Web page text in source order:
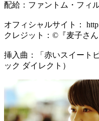
配給：ファントム・フィ
オフィシャルサイト：
クレジット：©『麦子さ
挿入曲：「赤いスイート
ック ダイレクト）